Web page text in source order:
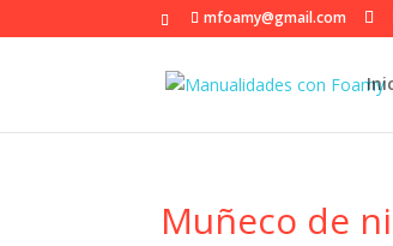
mfoamy@gmail.com
Muñeco de